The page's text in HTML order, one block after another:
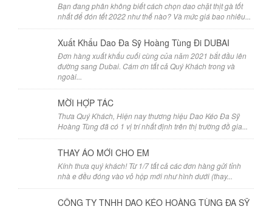
Bạn đang phân không biết cách chọn dao chặt thịt gà tốt
nhất để đón tết 2022 như thế nào? Và mức giá bao nhiêu...
Xuất Khẩu Dao Đa Sỹ Hoàng Tùng Đi DUBAI
Đơn hàng xuất khẩu cuối cùng của năm 2021 bắt đầu lên
đường sang Dubai. Cám ơn tất cả Quý Khách trong và
ngoài...
MỜI HỢP TÁC
Thưa Quý Khách, Hiện nay thương hiệu Dao Kéo Đa Sỹ
Hoàng Tùng đã có 1 vị trí nhất định trên thị trường đồ gia...
THAY ÁO MỚI CHO EM
Kính thưa quý khách! Từ 1/7 tất cả các đơn hàng gửi tỉnh
nhà e đều đóng vào vỏ hộp mới như hình dưới (thay...
CÔNG TY TNHH DAO KÉO HOÀNG TÙNG ĐA SỸ